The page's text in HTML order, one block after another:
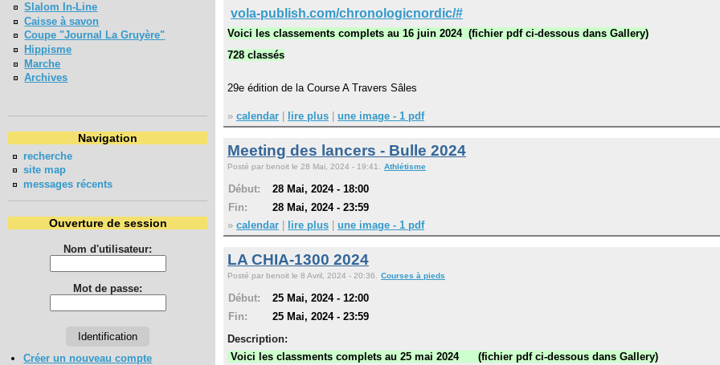
Slalom In-Line
Caisse à savon
Coupe "Journal La Gruyère"
Hippisme
Marche
Archives
Navigation
recherche
site map
messages récents
Ouverture de session
Nom d'utilisateur:
Mot de passe:
Créer un nouveau compte
vola-publish.com/chronologicnordic/#
Voici les classements complets au 16 juin 2024 (fichier pdf ci-dessous dans Gallery)
728 classés
29e édition de la Course A Travers Sâles
» calendar lire plus une image - 1 pdf
Meeting des lancers - Bulle 2024
Posté par benoit le 28 Mai, 2024 - 19:41. Athlétisme
Début:
28 Mai, 2024 - 18:00
Fin:
28 Mai, 2024 - 23:59
» calendar lire plus une image - 1 pdf
LA CHIA-1300 2024
Posté par benoit le 8 Avril, 2024 - 20:36. Courses à pieds
Début:
25 Mai, 2024 - 12:00
Fin:
25 Mai, 2024 - 23:59
Description:
Voici les classments complets au 25 mai 2024 (fichier pdf ci-dessous dans Gallery)